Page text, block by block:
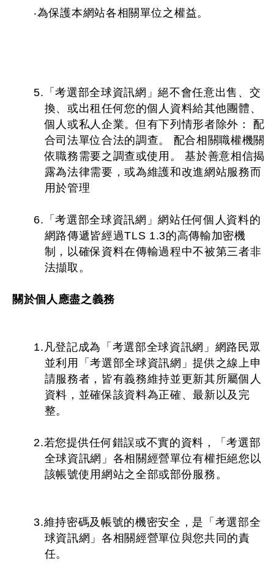
‧為保護本網站各相關單位之權益。
5.「考選部全球資訊網」絕不會任意出售、交
換、或出租任何您的個人資料給其他團體、
個人或私人企業。但有下列情形者除外： 配
合司法單位合法的調查。 配合相關職權機關
依職務需要之調查或使用。 基於善意相信揭
露為法律需要，或為維護和改進網站服務而
用於管理
6.「考選部全球資訊網」網站任何個人資料的
網路傳遞皆經過TLS 1.3的高傳輸加密機
制，以確保資料在傳輸過程中不被第三者非
法擷取。
關於個人應盡之義務
1.凡登記成為「考選部全球資訊網」網路民眾
並利用「考選部全球資訊網」提供之線上申
請服務者，皆有義務維持並更新其所屬個人
資料，並確保該資料為正確、最新以及完
整。
2.若您提供任何錯誤或不實的資料，「考選部
全球資訊網」各相關經營單位有權拒絕您以
該帳號使用網站之全部或部份服務。
3.維持密碼及帳號的機密安全，是「考選部全
球資訊網」各相關經營單位與您共同的責
任。